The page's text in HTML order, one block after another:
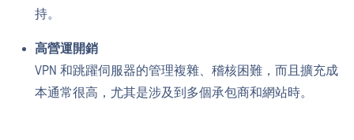
持。
高營運開銷
VPN 和跳躍伺服器的管理複雜、稽核困難，而且擴充成
本通常很高，尤其是涉及到多個承包商和網站時。